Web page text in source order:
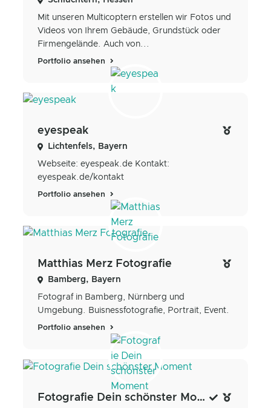
Mit unseren Multicoptern erstellen wir Fotos und
Videos von Ihrem Gebäude, Grundstück oder
Firmengelände. Auch von...
Portfolio ansehen
eyespeak
Lichtenfels, Bayern
Webseite: eyespeak.de Kontakt:
eyespeak.de/kontakt
Portfolio ansehen
Matthias Merz Fotografie
Bamberg, Bayern
Fotograf in Bamberg, Nürnberg und
Umgebung. Buisnessfotografie, Portrait, Event.
Portfolio ansehen
Fotografie Dein schönster Moment